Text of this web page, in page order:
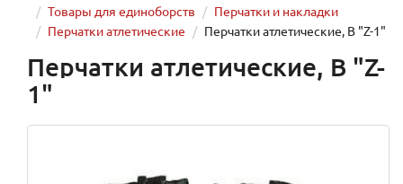
Товары для единоборств
Перчатки и накладки
Перчатки атлетические
Перчатки атлетические, B "Z-1"
Перчатки атлетические, B "Z-
1"